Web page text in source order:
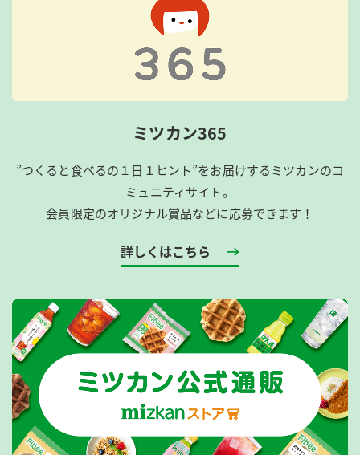
ミツカン365
”つくると食べるの１日１ヒント”をお届けするミツカンのコ
ミュニティサイト。
会員限定のオリジナル賞品などに応募できます！
詳しくはこちら